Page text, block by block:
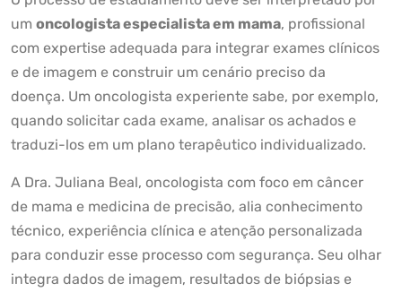
um oncologista especialista em mama, profissional
com expertise adequada para integrar exames clínicos
e de imagem e construir um cenário preciso da
doença. Um oncologista experiente sabe, por exemplo,
quando solicitar cada exame, analisar os achados e
traduzi-los em um plano terapêutico individualizado.
A Dra. Juliana Beal, oncologista com foco em câncer
de mama e medicina de precisão, alia conhecimento
técnico, experiência clínica e atenção personalizada
para conduzir esse processo com segurança. Seu olhar
integra dados de imagem, resultados de biópsias e